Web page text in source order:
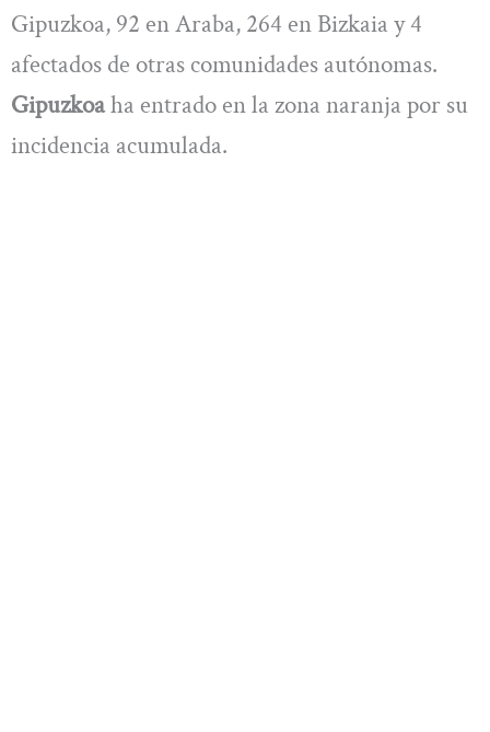
Gipuzkoa, 92 en Araba, 264 en Bizkaia y 4
afectados de otras comunidades autónomas.
Gipuzkoaha entrado en la zona naranja por su
incidencia acumulada.